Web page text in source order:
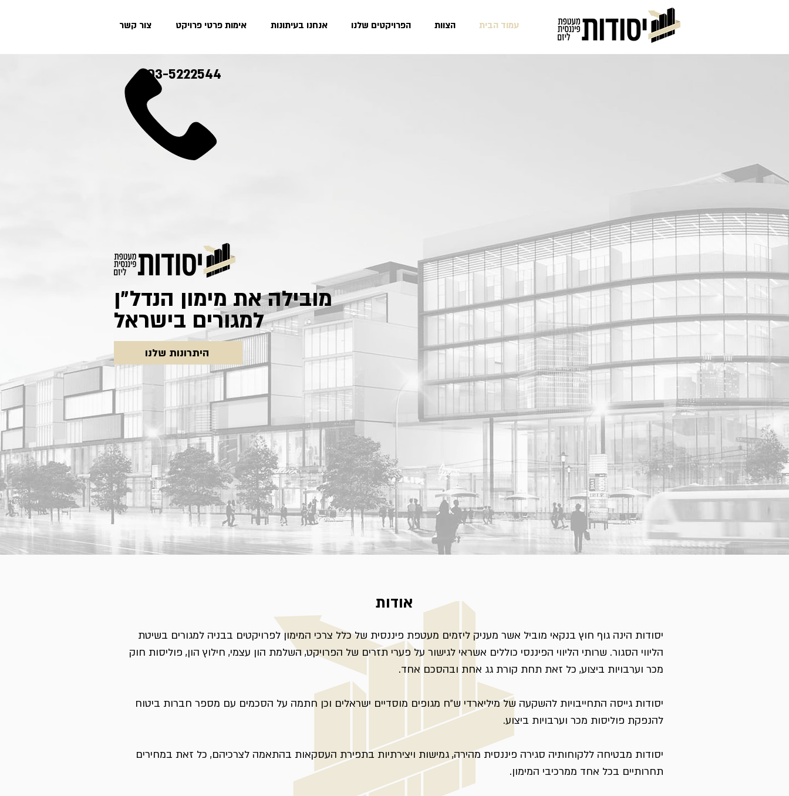
צור קשר אימות פרטי פרויקט אנחנו בעיתונות הפרויקטים שלנו הצוות עמוד הבית
03-5222544
מובילה את מימון הנדל״ן
היתרונות שלנו
אודות
יסודות הינה גוף חוץ בנקאי מוביל אשר מעניק ליזמים מעטפת פיננסית של כלל צרכי המימון לפרויקטים בבניה למגורים בשיטת
הליווי הסגור. שרותי הליווי הפיננסי כוללים אשראי לגישור על פערי תזרים של הפרויקט, השלמת הון עצמי, חילוץ הון, פוליסות חוק
מכר וערבויות ביצוע, כל זאת תחת קורת גג אחת ובהסכם אחד.
יסודות גייסה התחייבויות להשקעה של מיליארדי ש״ח מגופים מוסדיים ישראלים וכן חתמה על הסכמים עם מספר חברות ביטוח
להנפקת פוליסות מכר וערבויות ביצוע.
יסודות מבטיחה ללקוחותיה סגירה פיננסית מהירה, גמישות ויצירתיות בתפירת העסקאות בהתאמה לצרכיהם, כל זאת במחירים
תחרותיים בכל אחד ממרכיבי המימון.